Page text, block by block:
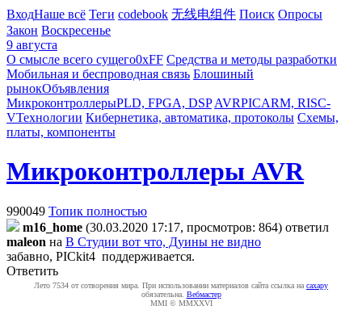
ВходНаше всё Теги codebook 无线电组件 Поиск Опросы
Закон Воскресенье
9 августа
О смысле всего сущего0xFF Средства и методы разработки
Мобильная и беспроводная связь Блошиный
рынокОбъявления
МикроконтроллерыPLD, FPGA, DSP AVRPICARM, RISC-
VТехнологии Кибернетика, автоматика, протоколы Схемы,
платы, компоненты
Микроконтроллеры AVR
990049 Топик полностью
m16_home (30.03.2020 17:17, просмотров: 864) ответил
maleon на В Студии вот что, Дуины не видно
забавно, PICkit4 поддерживается.
Ответить
Лето 7534 от сотворения мира. При использовании материалов сайта ссылка на caxapу
обязательна. Вебмастер
MMI © MMXXVI